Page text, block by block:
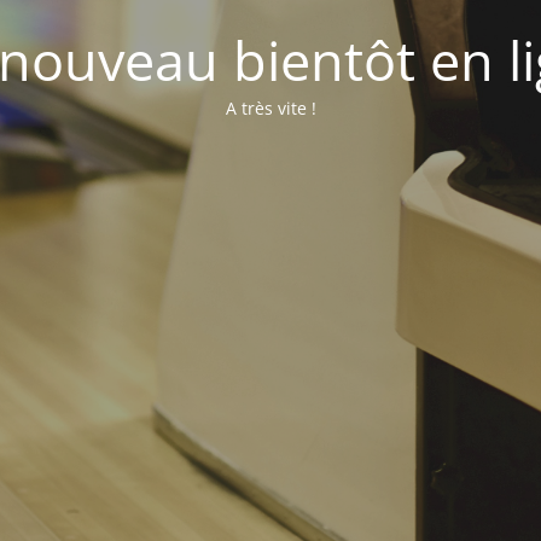
bientôt en
A très vite !